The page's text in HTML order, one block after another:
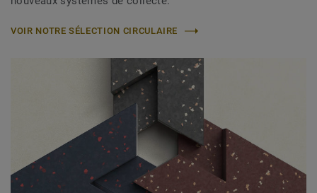
VOIR NOTRE SÉLECTION CIRCULAIRE